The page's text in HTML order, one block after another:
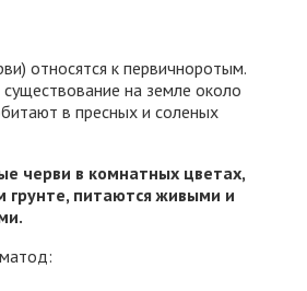
относятся к первичноротым.
на земле около
в пресных и соленых
черви в комнатных цветах,
грунте, питаются живыми и